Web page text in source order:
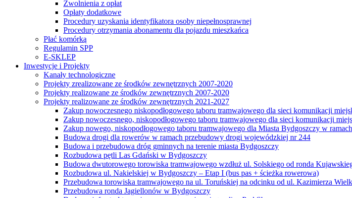
Zwolnienia z opłat
Opłaty dodatkowe
Procedury uzyskania identyfikatora osoby niepełnosprawnej
Procedury otrzymania abonamentu dla pojazdu mieszkańca
Płać komórką
Regulamin SPP
E-SKLEP
Inwestycje i Projekty
Kanały technologiczne
Projekty zrealizowane ze środków zewnętrznych 2007-2020
Projekty realizowane ze środków zewnętrznych 2007-2020
Projekty realizowane ze środków zewnętrznych 2021-2027
Zakup nowoczesnego niskopodłogowego taboru tramwajowego dla sieci komunikacji
Zakup nowoczesnego, niskopodłogowego taboru tramwajowego dla sieci komunikacji
Zakup nowego, niskopodłogowego taboru tramwajowego dla Miasta Bydgoszczy w
Budowa drogi dla rowerów w ramach przebudowy drogi wojewódzkiej nr 244
Budowa i przebudowa dróg gminnych na terenie miasta Bydgoszczy
Rozbudowa pętli Las Gdański w Bydgoszczy
Budowa dwutorowego torowiska tramwajowego wzdłuż ul. Solskiego od ronda
Rozbudowa ul. Nakielskiej w Bydgoszczy – Etap I (bus pas + ścieżka rowerowa)
Przebudowa torowiska tramwajowego na ul. Toruńskiej na odcinku od ul. Kazimierza
Przebudowa ronda Jagiellonów w Bydgoszczy